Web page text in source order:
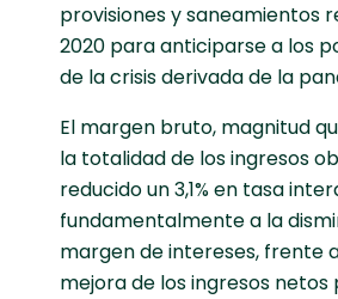
provisiones y saneamientos
2020 para anticiparse a los
de la crisis derivada de la
El margen bruto, magnitud
la totalidad de los ingresos
reducido un 3,1% en tasa
fundamentalmente a la
margen de intereses, frente
mejora de los ingresos netos